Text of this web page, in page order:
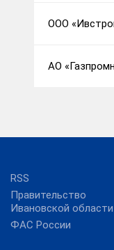
ООО
АО
RSS
Правительство
Ивановской области
ФАС России